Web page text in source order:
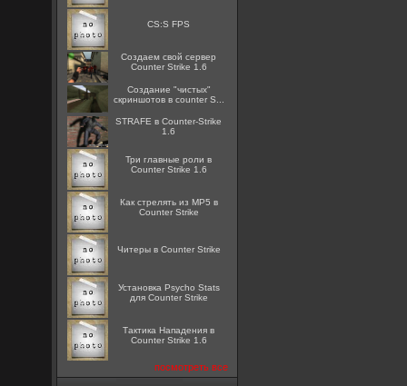
CS:S FPS
Создаем свой сервер
Counter Strike 1.6
Создание "чистых"
скриншотов в counter S...
STRAFE в Counter-Strike
1.6
Три главные роли в
Counter Strike 1.6
Как стрелять из MP5 в
Counter Strike
Читеры в Counter Strike
Установка Psycho Stats
для Counter Strike
Тактика Нападения в
Counter Strike 1.6
посмотреть все